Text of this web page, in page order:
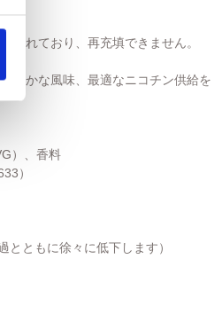
されており、再充填できません。
豊かな風味、最適なニコチン供給を
）、香料
）
ともに徐々に低下します）